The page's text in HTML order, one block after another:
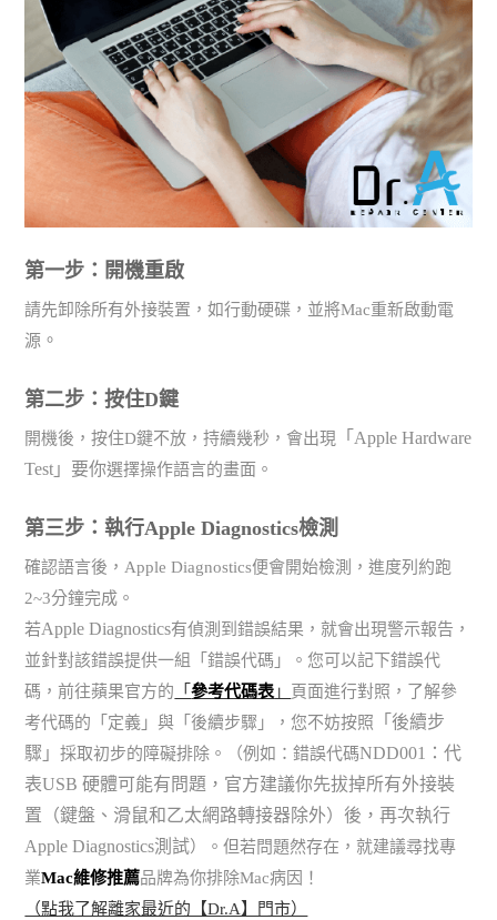
第一步：開機重啟
請先卸除所有外接裝置，如行動硬碟，並將Mac重新啟動電
源 。
第二步：按住D鍵
開機後，按住D鍵不放，持續幾秒，會出現 「Apple Hardware
Test」要你選擇操作語言的畫面。
第三步：執行Apple Diagnostics檢測
確認語言後，Apple Diagnostics便會開始檢測，進度列約跑
2~3分鐘完成。
若Apple Diagnostics有偵測到錯誤結果，就會出現警示報告，
並針對該錯誤提供一組「錯誤代碼」。您可以記下錯誤代
碼，前往蘋果官方的 「參考代碼表」
頁面進行對照，了解參
考代碼的「定義」與「後續步驟」，您不妨按照
「後續步
驟」採取初步的障礙排除。（例如：錯誤代碼NDD001：代
表USB 硬體可能有問題，官方建議你先拔掉所有外接裝
置（鍵盤、滑鼠和乙太網路轉接器除外）後，再次執行
Apple Diagnostics測試）。但若問題然存在，就建議尋找專
業Mac維修推薦品牌為你排除Mac病因！
（點我了解離家最近的【Dr.A】門市）